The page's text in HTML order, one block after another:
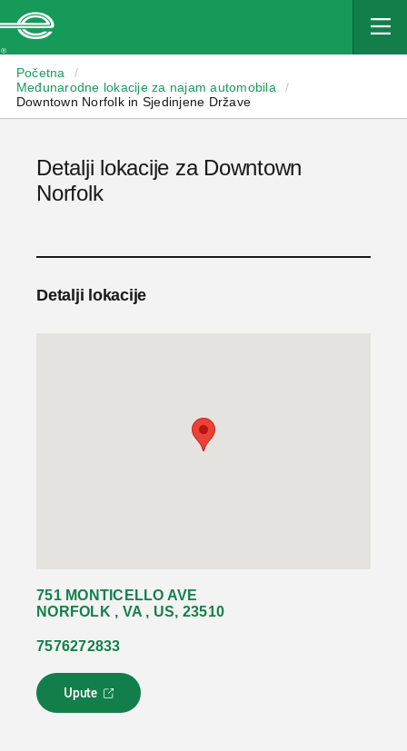
Početna
/
Međunarodne lokacije za najam automobila
/
Downtown Norfolk in Sjedinjene Države
Detalji lokacije za Downtown
Norfolk
Detalji lokacije
751 MONTICELLO AVE
NORFOLK , VA , US, 23510
7576272833
Upute
L
i